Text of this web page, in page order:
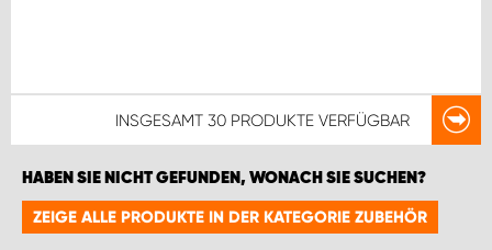
INSGESAMT 30 PRODUKTE VERFÜGBAR
HABEN SIE NICHT GEFUNDEN, WONACH SIE SUCHEN?
ZEIGE ALLE PRODUKTE IN DER KATEGORIE ZUBEHÖR